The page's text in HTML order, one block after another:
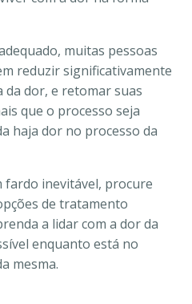
muitas pessoas
reduzir significativamente
da dor, e retomar suas
que o processo seja
haja dor no processo da
fardo inevitável, procure
de tratamento
a lidar com a dor da
enquanto está no
mesma.